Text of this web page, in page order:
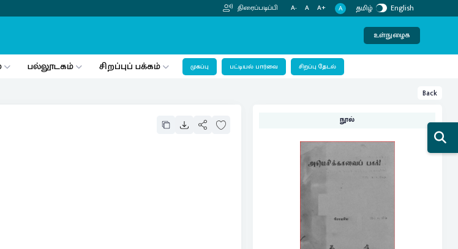
திரைப்படிப்பி A- A A+ A தமிழ் English
உள்நுழைக
பல்லூடகம் சிறப்புப் பக்கம் முகப்பு பட்டியல் பார்வை சிறப்பு தேடல்
Back
நூல்